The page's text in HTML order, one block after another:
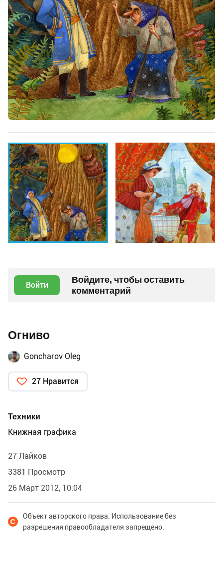
Войти
Войдите, чтобы оставить
комментарий
Огниво
Goncharov Oleg
27 Нравится
Техники
Книжная графика
27 Лайков
3381 Просмотр
26 Март 2012, 10:04
Объект авторского права. Использование без
разрешения правообладателя запрещено.